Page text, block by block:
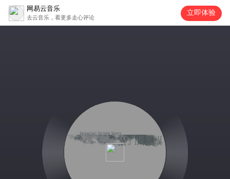
网易云音乐
去云音乐，看更多走心评论
立即体验